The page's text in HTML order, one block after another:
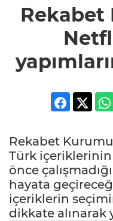
Rekabet
Rekabet
Türk
önce
hayata
içeriklerin
dikkate alınarak